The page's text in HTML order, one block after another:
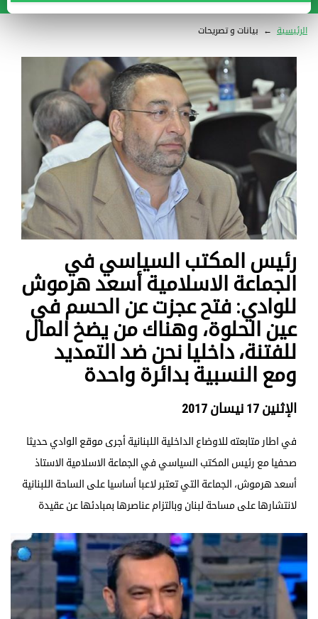
الرئيسية ← بيانات و تصريحات
رئيس المكتب السياسي في
الجماعة الاسلامية أسعد هرموش
للوادي: فتح عجزت عن الحسم في
عين الحلوة، وهناك من يضخ المال
للفتنة، داخليا نحن ضد التمديد
ومع النسبية بدائرة واحدة
الإثنين 17 نيسان 2017
في اطار متابعته للاوضاع الداخلية اللبنانية أجرى موقع الوادي حديثا
صحفيا مع رئيس المكتب السياسي في الجماعة الاسلامية الاستاذ
أسعد هرموش، الجماعة التي تعتبر لاعبا أساسيا على الساحة اللبنانية
لانتشارها على مساحة لبنان وبالتزام عناصرها بمبادئها عن عقيدة